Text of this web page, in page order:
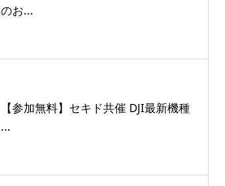
のお...
【参加無料】セキド共催 DJI最新機種
...